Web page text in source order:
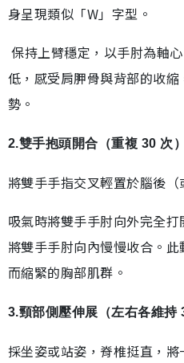
身呈現類似「W」字型。
保持上臂穩定，以手肘為軸
低，感受肩胛骨與背部的收
勢。
2.雙手抱頭開合（重複 30 次）
將雙手手指交叉輕置於腦後（
吸氣時將雙手手肘向外完全
將雙手手肘向內慢慢收合。
而縮緊的胸部肌群。
3.頸部側壓伸展（左右各維持
採坐姿或站姿，脊椎挺直，